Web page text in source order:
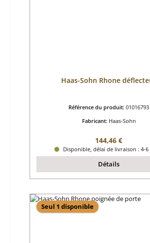
Haas-Sohn Rhone
Référence du produit: 01016793
Fabricant: Haas-Sohn
Prix régulier :
144,46 €
Disponible, délai de livraison : 4-
Détails
Seul 1 disponible